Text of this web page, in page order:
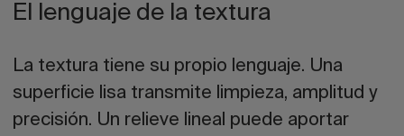
El lenguaje de la textura
La textura tiene su propio lenguaje. Una
superficie lisa transmite limpieza, amplitud y
precisión. Un relieve lineal puede aportar